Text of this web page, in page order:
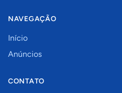
NAVEGAÇÃO
Início
Anúncios
CONTATO